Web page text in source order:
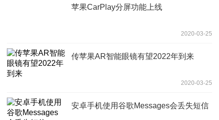
苹果CarPlay分屏功能上线
2020-03-25
传苹果AR智能眼镜有望2022年到来
2020-03-25
安卓手机使用谷歌Messages会丢失短信